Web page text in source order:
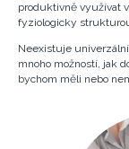
produktivně využívat
fyziologicky
Neexistuje
mnoho možností, jak
bychom měli nebo